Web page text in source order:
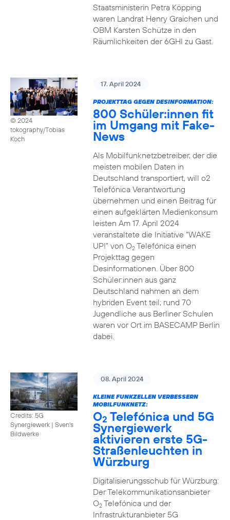
Staatsministerin Petra Köpping
waren Landrat Henry Graichen und
OBM Karsten Schütze in den
Räumlichkeiten der 6GHI zu Gast.
© 2024
tokography/Tobias
Koch
17. April 2024
PROJEKTTAG GEGEN DESINFORMATION:
800 Schüler:innen fit
im Umgang mit Fake-
News
Als Mobilfunknetzbetreiber, der die
meisten mobilen Daten in
Deutschland transportiert, will o2
Telefónica Verantwortung
übernehmen und einen Beitrag für
einen aufgeklärten Medienkonsum
leisten Am 17. April 2024
veranstaltete die Initiative “WAKE
UP!” von O2Telefónica einen
Projekttag gegen
Desinformationen. Über 800
Schüler:innen aus ganz
Deutschland nahmen an dem
hybriden Event teil; rund 70
Jugendliche aus Berliner Schulen
waren vor Ort im BASECAMP Berlin
dabei.
Credits: 5G
Synergiewerk | Sven's
Bildwerke
08. April 2024
KLEINE FUNKZELLEN VERBESSERN
MOBILFUNKNETZ:
O2 Telefónica und 5G
Synergiewerk
aktivieren erste 5G-
Straßenleuchten in
Würzburg
Digitalisierungsschub für Würzburg:
Der Telekommunikationsanbieter
O2Telefónica und der
Infrastrukturanbieter 5G